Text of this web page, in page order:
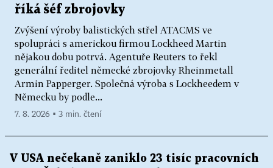
říká šéf zbrojovky
Zvýšení výroby balistických střel ATACMS ve
spolupráci s americkou firmou Lockheed Martin
nějakou dobu potrvá. Agentuře Reuters to řekl
generální ředitel německé zbrojovky Rheinmetall
Armin Papperger. Společná výroba s Lockheedem v
Německu by podle...
7. 8. 2026 ▪ 3 min. čtení
V USA nečekaně zaniklo 23 tisíc pracovních